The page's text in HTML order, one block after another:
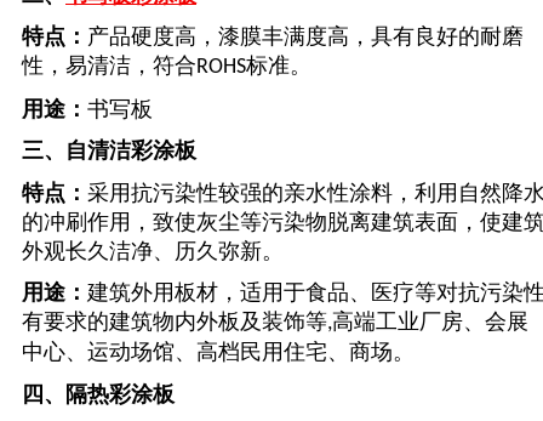
特点： 产品硬度高，漆膜丰满度高，具有良好的耐磨
性，易清洁，符合ROHS标准。
用途： 书写板
三、 自清洁彩涂板
特点： 采用抗污染性较强的亲水性涂料，利用自然降
的冲刷作用，致使灰尘等污染物脱离建筑表面，使建
外观长久洁净、历久弥新。
用途： 建筑外用板材，适用于食品、医疗等对抗污染
有要求的建筑物内外板及装饰等,高端工业厂房、会展
中心、运动场馆、高档民用住宅、商场。
四、 隔热彩涂板